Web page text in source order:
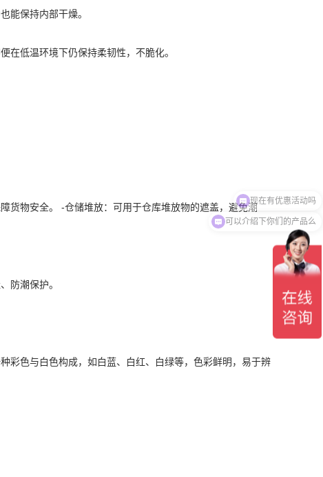
能保持内部干燥。
在低温环境下仍保持柔韧性，不脆化。
货物安全。 -仓储堆放：可用于仓库堆放物的遮盖，避免潮
防潮保护。
彩色与白色构成，如白蓝、白红、白绿等，色彩鲜明，易于辨
可以介绍下你们的产品么